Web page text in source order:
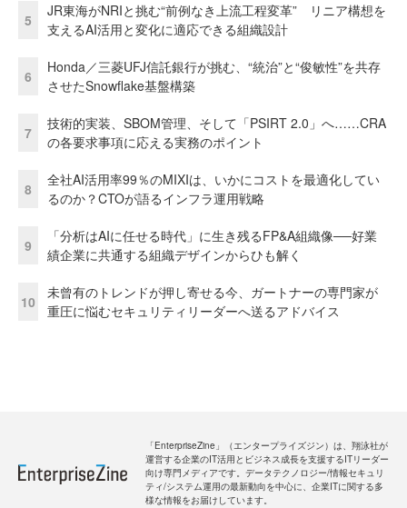
5
JR東海がNRIと挑む“前例なき上流工程変革” リニア構想を
支えるAI活用と変化に適応できる組織設計
6
Honda／三菱UFJ信託銀行が挑む、“統治”と“俊敏性”を共存
させたSnowflake基盤構築
7
技術的実装、SBOM管理、そして「PSIRT 2.0」へ……CRA
の各要求事項に応える実務のポイント
8
全社AI活用率99％のMIXIは、いかにコストを最適化してい
るのか？CTOが語るインフラ運用戦略
9
「分析はAIに任せる時代」に生き残るFP&A組織像──好業
績企業に共通する組織デザインからひも解く
10
未曾有のトレンドが押し寄せる今、ガートナーの専門家が
重圧に悩むセキュリティリーダーへ送るアドバイス
「EnterpriseZine」（エンタープライズジン）は、翔泳社が
運営する企業のIT活用とビジネス成長を支援するITリーダー
向け専門メディアです。データテクノロジー/情報セキュリ
ティ/システム運用の最新動向を中心に、企業ITに関する多
様な情報をお届けしています。